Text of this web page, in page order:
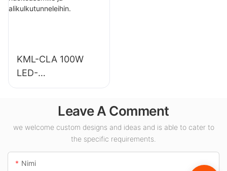
muihin
KML-CLA 100W
LED-
katosvalaisimien
sisätiloihin, kuten
huoltoasemille ja
alikulkutunneleihin.
Leave A Comment
we welcome custom designs and ideas and is able to cater to
the specific requirements.
Nimi